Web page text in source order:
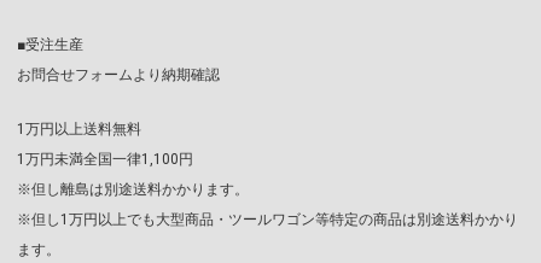
■受注生産
お問合せフォームより納期確認
1万円以上送料無料
1万円未満全国一律1,100円
※但し離島は別途送料かかります。
※但し1万円以上でも大型商品・ツールワゴン等特定の商品は別途送料かかり
ます。